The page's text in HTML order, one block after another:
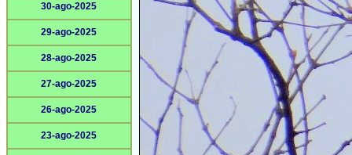
30-ago-2025
29-ago-2025
28-ago-2025
27-ago-2025
26-ago-2025
23-ago-2025